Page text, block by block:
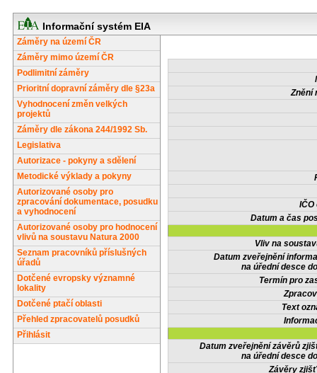
Informační systém EIA
Záměry na území ČR
Záměry mimo území ČR
Podlimitní záměry
Prioritní dopravní záměry dle §23a
Vyhodnocení změn velkých
projektů
Záměry dle zákona 244/1992 Sb.
Legislativa
Autorizace - pokyny a sdělení
Metodické výklady a pokyny
Autorizované osoby pro
zpracování dokumentace, posudku
a vyhodnocení
Autorizované osoby pro hodnocení
vlivů na soustavu Natura 2000
Seznam pracovníků příslušných
úřadů
Dotčené evropsky významné
lokality
Dotčené ptačí oblasti
Přehled zpracovatelů posudků
Přihlásit
Znění
IČO
Datum a čas
Vliv na
Datum zveřejnění
na úřední desce
Termín pro
Text
Datum zveřejnění závěrů
na úřední desce
Závěry